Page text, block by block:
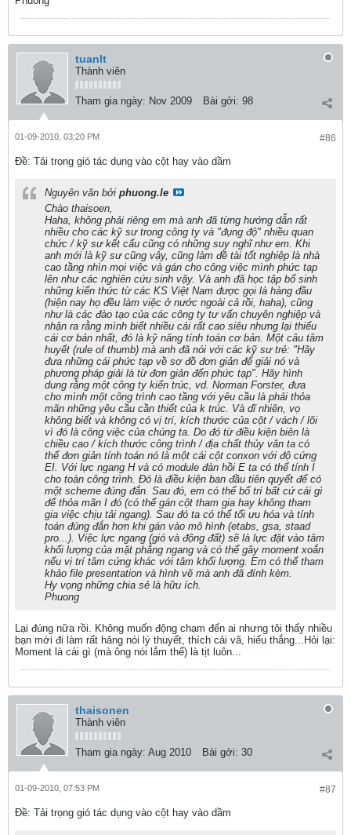
tuanlt
Thành viên
Tham gia ngày: Nov 2009 Bài gởi: 98
#86
01-09-2010, 03:20 PM
Ðề: Tải trọng gió tác dụng vào cột hay vào dầm
Nguyên văn bởi phuong.le
Chào thaisoen,
Haha, không phải riêng em mà anh đã từng hướng dẫn rất
nhiều cho các kỹ sư trong công ty và "đụng độ" nhiều quan
chức / kỹ sư kết cấu cũng có những suy nghĩ như em. Khi
anh mới là kỹ sư cũng vậy, cũng làm đề tài tốt nghiệp là nhà
cao tầng nhìn mọi việc và gán cho công việc mình phức tạp
lên như các nghiên cứu sinh vậy. Và anh đã học tập bổ sinh
những kiến thức từ các KS Việt Nam được gọi là hàng đầu
(hiện nay họ đều làm việc ở nước ngoài cả rồi, haha), cũng
như là các đào tạo của các công ty tư vấn chuyên nghiệp và
nhận ra rằng mình biết nhiều cái rất cao siêu nhưng lại thiếu
cái cơ bản nhất, đó là kỹ năng tính toán cơ bản. Một câu tâm
huyết (rule of thumb) mà anh đã nói với các kỹ sư trẻ: "Hãy
đưa những cái phức tạp về sơ đồ đơn giản để giải nó và
phương pháp giải là từ đơn giản đến phức tạp". Hãy hình
dung rằng một công ty kiến trúc, vd. Norman Forster, đưa
cho mình một công trình cao tầng với yêu cầu là phải thỏa
mãn những yêu cầu cần thiết của k trúc. Và dĩ nhiên, vọ
không biết và không có vị trí, kích thước của cột / vách / lõi
vì đó là công việc của chúng ta. Do đó từ điều kiện biên là
chiều cao / kích thước công trình / địa chất thủy văn ta có
thể đơn giản tính toán nó là một cái cột conxon với độ cứng
EI. Với lực ngang H và có module đàn hồi E ta có thể tính I
cho toàn công trình. Đó là điều kiện ban đầu tiên quyết để có
một scheme đúng đắn. Sau đó, em có thể bố trí bất cứ cái gì
để thỏa mãn I đó (có thể gán cột tham gia hay không tham
gia việc chịu tải ngang). Sau đó ta có thể tối ưu hóa và tính
toán đúng đắn hơn khi gán vào mô hình (etabs, gsa, staad
pro...). Việc lực ngang (gió và động đất) sẽ là lực đặt vào tâm
khối lượng của mặt phẳng ngang và có thể gây moment xoắn
nếu vị trí tâm cứng khác với tâm khối lượng. Em có thể tham
khảo file presentation và hình vẽ mà anh đã đính kèm.
Hy vọng những chia sẻ là hữu ích.
Phuong
Lại đúng nữa rồi. Không muốn động chạm đến ai nhưng tôi thấy nhiều
bạn mới đi làm rất hăng nói lý thuyết, thích cải vã, hiếu thắng...Hỏi lại:
Moment là cái gì (mà ông nói lắm thế) là tịt luôn...
thaisonen
Thành viên
Tham gia ngày: Aug 2010 Bài gởi: 30
#87
01-09-2010, 07:53 PM
Ðề: Tải trọng gió tác dụng vào cột hay vào dầm